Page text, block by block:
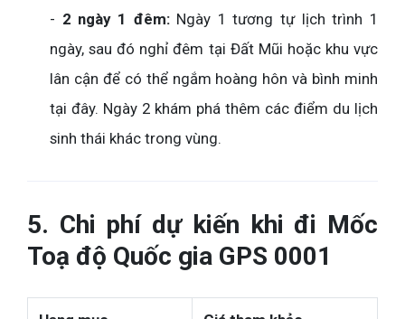
- 2 ngày 1 đêm:Ngày 1 tương tự lịch trình 1
ngày, sau đó nghỉ đêm tại Đất Mũi hoặc khu vực
lân cận để có thể ngắm hoàng hôn và bình minh
tại đây. Ngày 2 khám phá thêm các điểm du lịch
sinh thái khác trong vùng.
5. Chi phí dự kiến khi đi Mốc
Toạ độ Quốc gia GPS 0001